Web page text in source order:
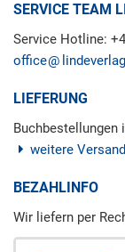
SERVICE TEAM
Service Hotline:
office
LIEFERUNG
Buchbestellungen
weitere
BEZAHLINFO
Wir liefern per